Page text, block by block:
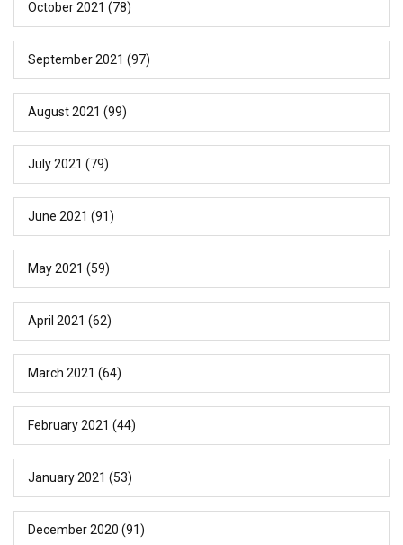
October 2021 (78)
September 2021 (97)
August 2021 (99)
July 2021 (79)
June 2021 (91)
May 2021 (59)
April 2021 (62)
March 2021 (64)
February 2021 (44)
January 2021 (53)
December 2020 (91)